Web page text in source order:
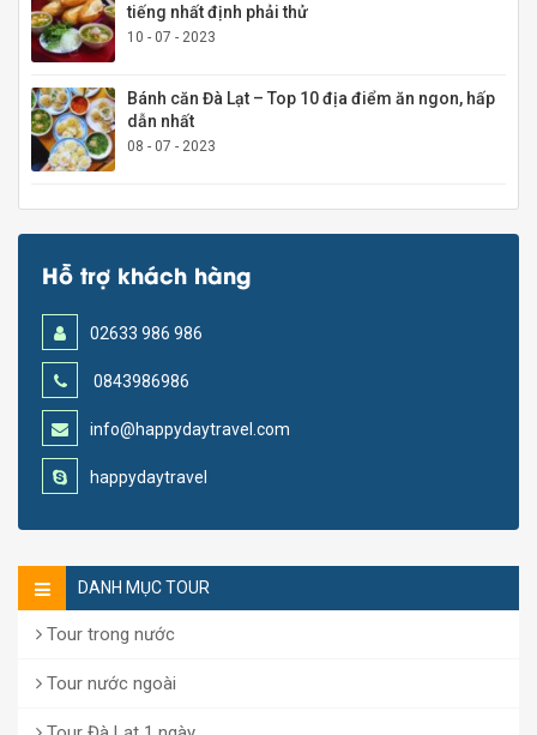
tiếng nhất định phải thử
10 - 07 - 2023
Bánh căn Đà Lạt – Top 10 địa điểm ăn ngon, hấp
dẫn nhất
08 - 07 - 2023
Hỗ trợ khách hàng
02633 986 986
0843986986
info@happydaytravel.com
happydaytravel
DANH MỤC TOUR
Tour trong nước
Tour nước ngoài